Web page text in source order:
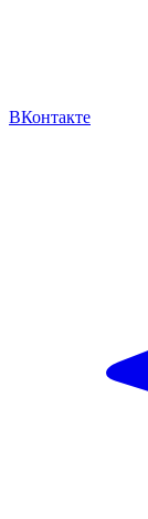
ВКонтакте